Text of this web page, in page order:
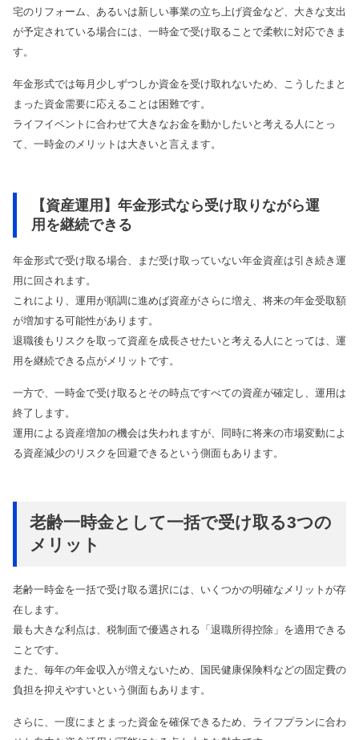
宅のリフォーム、あるいは新しい事業の立ち上げ資金など、大きな支出
が予定されている場合には、一時金で受け取ることで柔軟に対応できま
す。
年金形式では毎月少しずつしか資金を受け取れないため、こうしたまと
まった資金需要に応えることは困難です。
ライフイベントに合わせて大きなお金を動かしたいと考える人にとっ
て、一時金のメリットは大きいと言えます。
【資産運用】年金形式なら受け取りながら運
用を継続できる
年金形式で受け取る場合、まだ受け取っていない年金資産は引き続き運
用に回されます。
これにより、運用が順調に進めば資産がさらに増え、将来の年金受取額
が増加する可能性があります。
退職後もリスクを取って資産を成長させたいと考える人にとっては、運
用を継続できる点がメリットです。
一方で、一時金で受け取るとその時点ですべての資産が確定し、運用は
終了します。
運用による資産増加の機会は失われますが、同時に将来の市場変動によ
る資産減少のリスクを回避できるという側面もあります。
老齢一時金として一括で受け取る3つの
メリット
老齢一時金を一括で受け取る選択には、いくつかの明確なメリットが存
在します。
最も大きな利点は、税制面で優遇される「退職所得控除」を適用できる
ことです。
また、毎年の年金収入が増えないため、国民健康保険料などの固定費の
負担を抑えやすいという側面もあります。
さらに、一度にまとまった資金を確保できるため、ライフプランに合わ